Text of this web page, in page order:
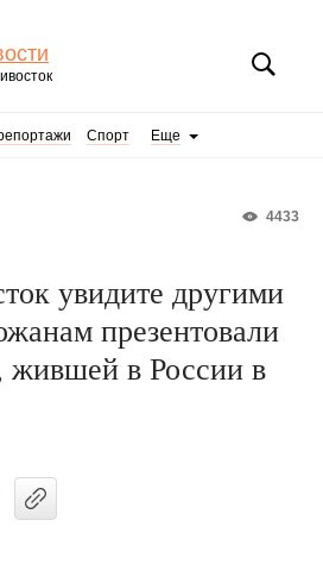
Спорт Еще
4433
увидите другими
презентовали
жившей в России в